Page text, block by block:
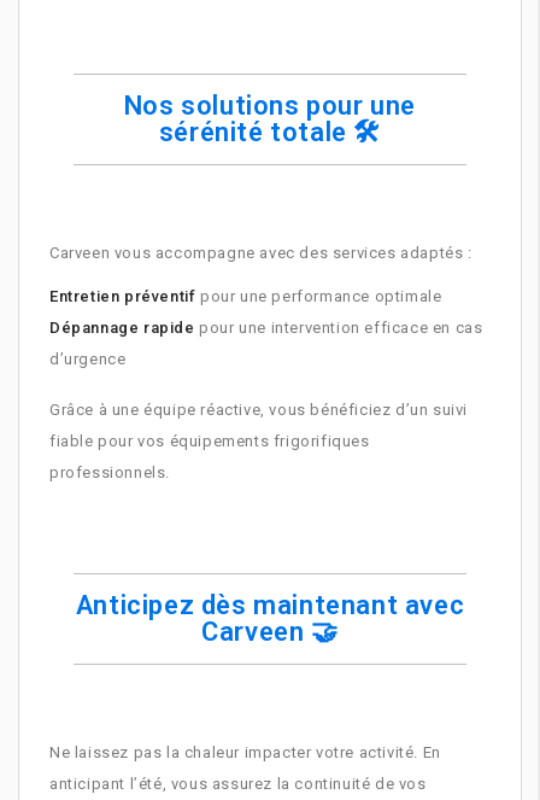
Nos solutions pour une
sérénité totale 🛠️
Carveen vous accompagne avec des services adaptés :
Entretien préventif pour une performance optimale
Dépannage rapide pour une intervention efficace en cas
d’urgence
Grâce à une équipe réactive, vous bénéficiez d’un suivi
fiable pour vos équipements frigorifiques
professionnels.
Anticipez dès maintenant avec
Carveen 🤝
Ne laissez pas la chaleur impacter votre activité. En
anticipant l’été, vous assurez la continuité de vos